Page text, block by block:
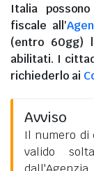
Italia
fiscale all'
(entro 60gg)
abilitati. I
richiederlo ai
Avviso
Il numero di
valido